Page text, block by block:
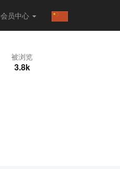
会员中心
被浏览
3.8k